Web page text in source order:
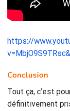
https://
Conclusion
Tout ça, c’est
définitivement